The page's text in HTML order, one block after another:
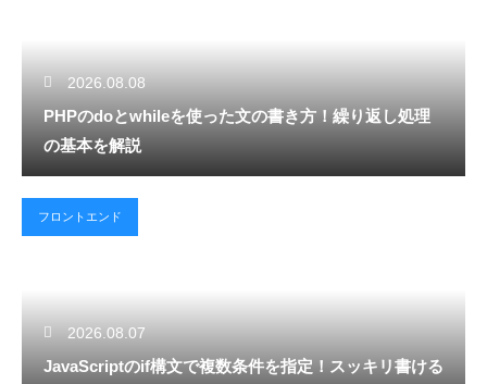
2026.08.08
PHPのdoとwhileを使った文の書き方！繰り返し処理
の基本を解説
フロントエンド
2026.08.07
JavaScriptのif構文で複数条件を指定！スッキリ書ける